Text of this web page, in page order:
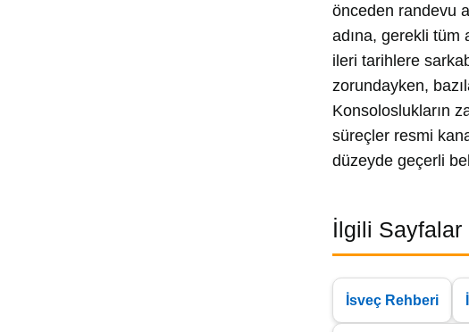
önceden randevu
adına, gerekli tüm
ileri tarihlere
zorundayken,
Konsoloslukların
süreçler resmi
düzeyde geçerli
İlgili Sayfalar
İsveç Rehberi